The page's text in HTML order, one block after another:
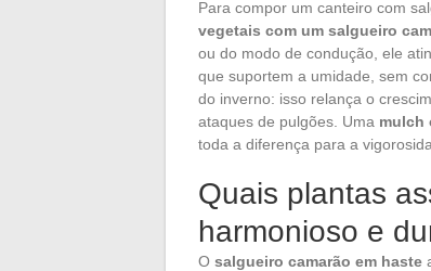
Para compor um canteiro com
vegetais com um salgueiro
ou do modo de condução, ele
que suportem a umidade, sem
do inverno: isso relança o
ataques de pulgões. Uma mulch
toda a diferença para a
Quais plantas
harmonioso e
O salgueiro camarão em haste